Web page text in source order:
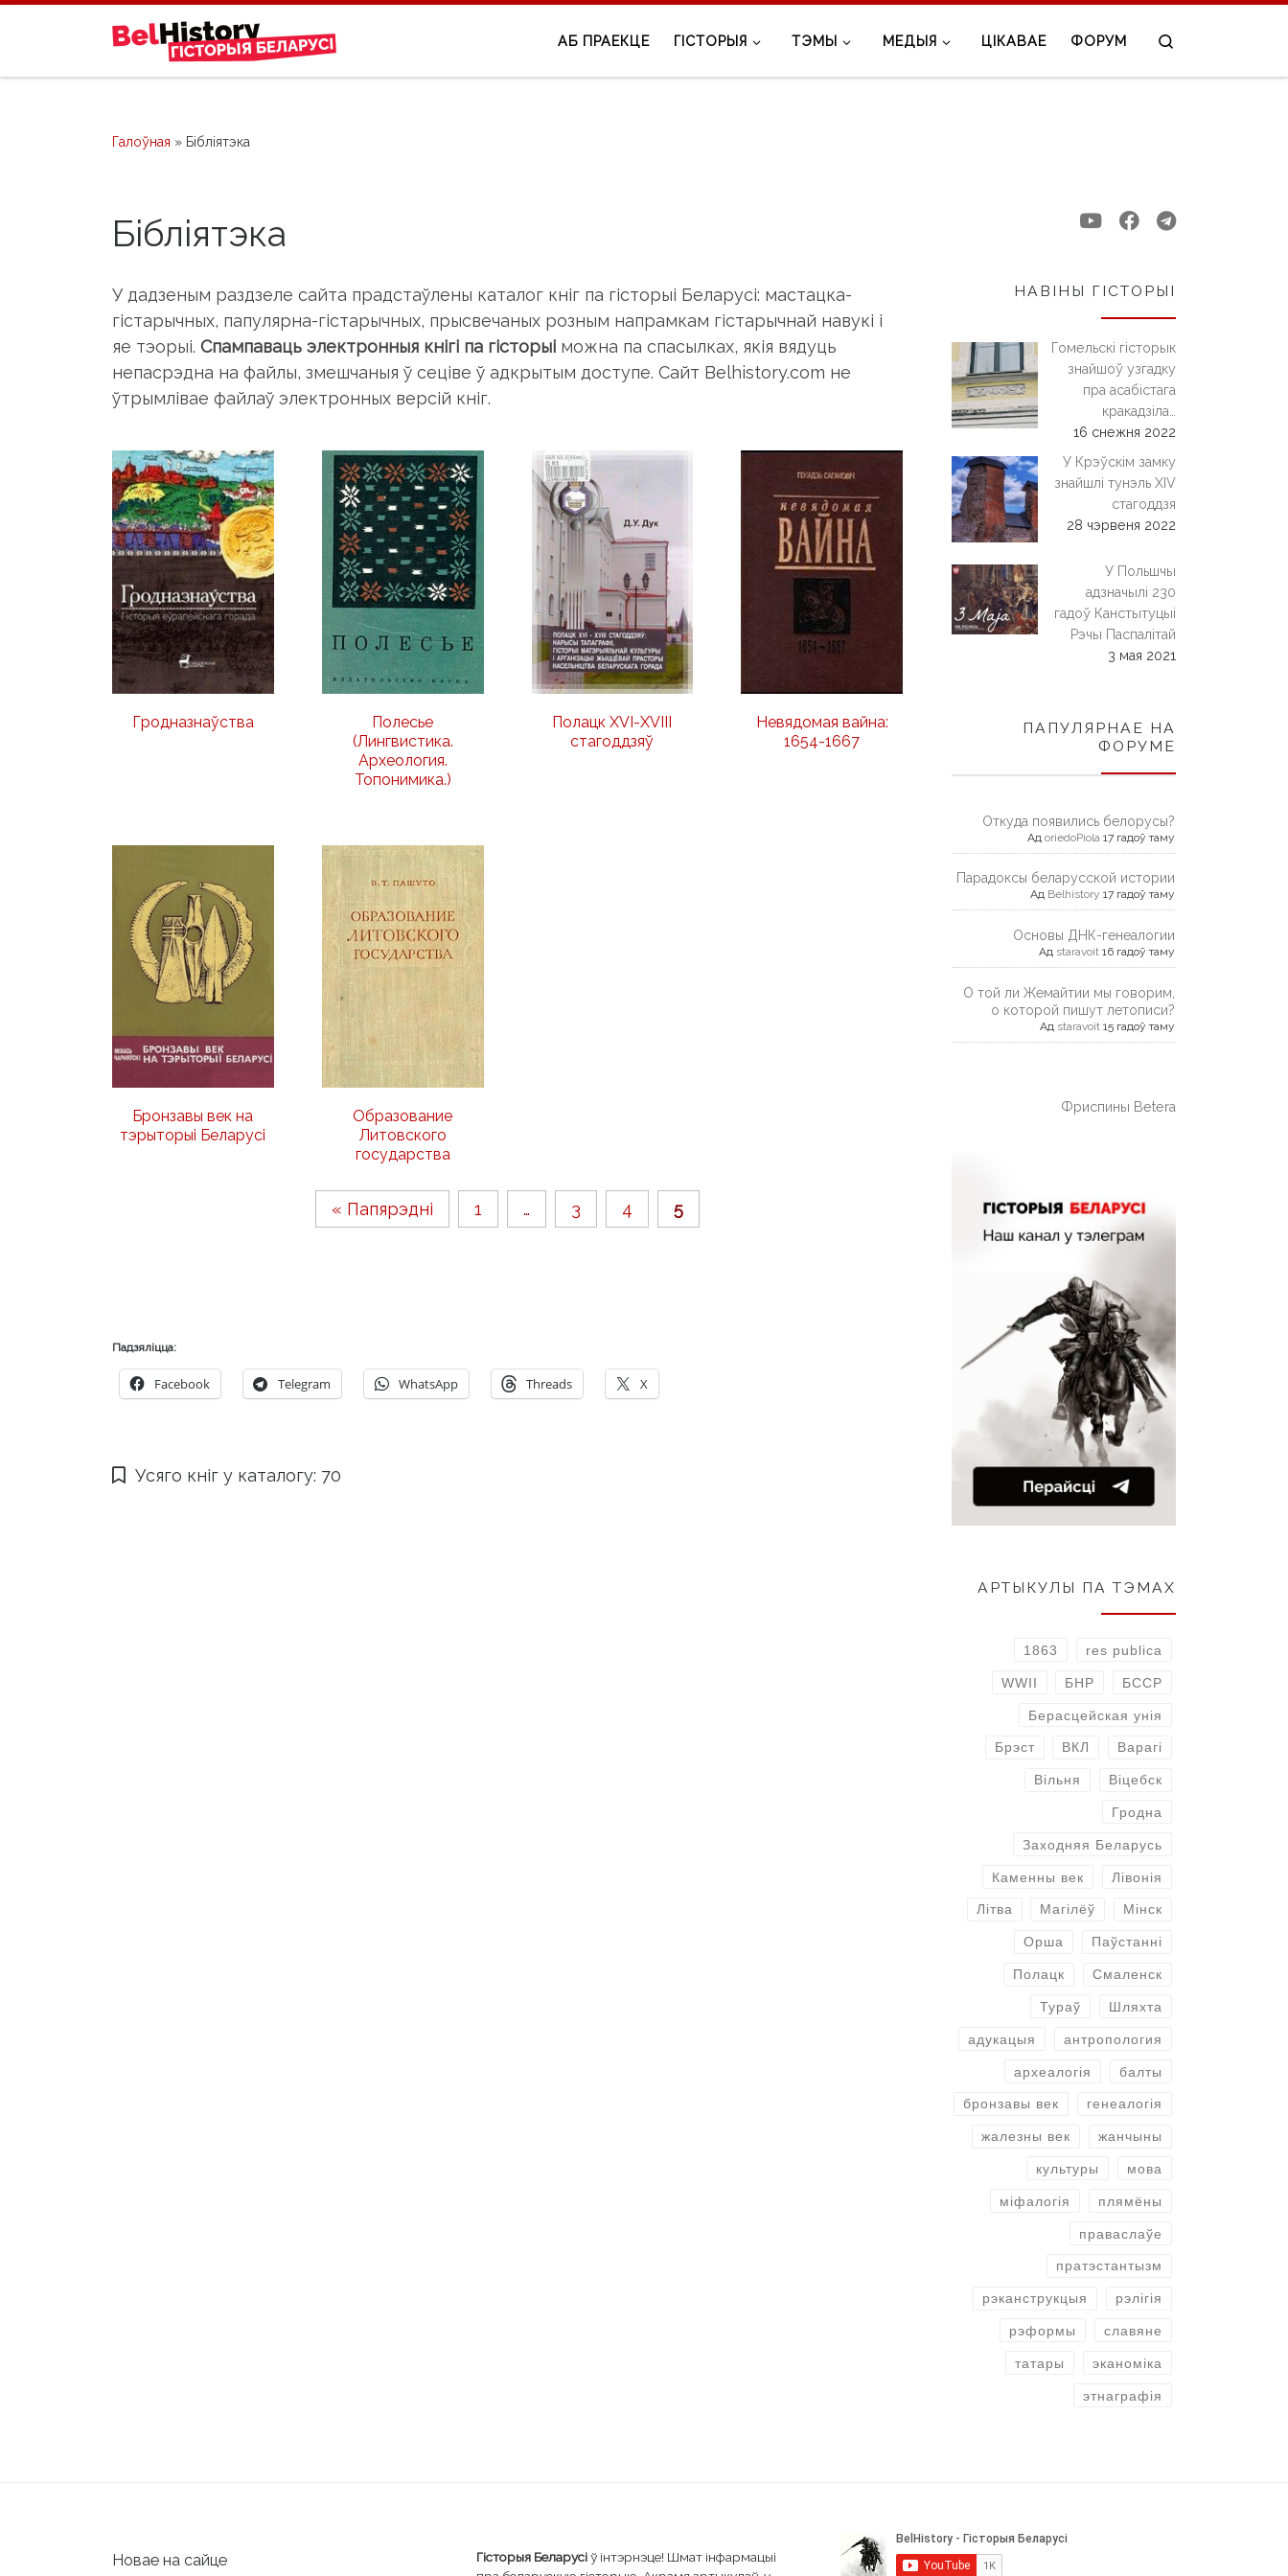
Skip to content
АБ ПРАЕКЦЕ ГІСТОРЫЯ ТЭМЫ МЕДЫЯ ЦІКАВАЕ ФОРУМ
Галоўная » Бібліятэка
Бібліятэка
У дадзеным раздзеле сайта прадстаўлены каталог кніг па гісторыі Беларусі: мастацка-
гістарычных, папулярна-гістарычных, прысвечаных розным напрамкам гістарычнай навукі і
яе тэорыі. Спампаваць электронныя кнігі па гісторыі можна па спасылках, якія вядуць
непасрэдна на файлы, змешчаныя ў сеціве ў адкрытым доступе. Сайт Belhistory.com не
ўтрымлівае файлаў электронных версій кніг.
Гродназнаўства
Полесье
(Лингвистика.
Археология.
Топонимика.)
Полацк XVI-XVIII
стагоддзяў
Невядомая вайна:
1654-1667
Бронзавы век на
тэрыторыі Беларусі
Образование
Литовского
государства
« Папярэдні 1 … 3 4 5
Падзяліцца:
Facebook Telegram WhatsApp Threads X
Усяго кніг у каталогу: 70
НАВІНЫ ГІСТОРЫІ
Гомельскі гісторык
знайшоў узгадку
пра асабістага
кракадзіла…
16 снежня 2022
У Крэўскім замку
знайшлі тунэль XIV
стагоддзя
28 чэрвеня 2022
У Польшчы
адзначылі 230
гадоў Канстытуцыі
Рэчы Паспалітай
3 мая 2021
ПАПУЛЯРНАЕ НА
ФОРУМЕ
Откуда появились белорусы?
Ад oriedoPiola 17 гадоў таму
Парадоксы беларусской истории
Ад Belhistory 17 гадоў таму
Основы ДНК-генеалогии
Ад staravoit 16 гадоў таму
О той ли Жемайтии мы говорим,
о которой пишут летописи?
Ад staravoit 15 гадоў таму
Фриспины Betera
АРТЫКУЛЫ ПА ТЭМАХ
1863 res publica
WWII БНР БССР
Берасцейская унія
Брэст ВКЛ Варагі
Вільня Віцебск
Гродна
Заходняя Беларусь
Каменны век Лівонія
Літва Магілёў Мінск
Орша Паўстанні
Полацк Смаленск
Тураў Шляхта
адукацыя антропология
археалогія балты
бронзавы век генеалогія
жалезны век жанчыны
культуры мова
міфалогія плямёны
праваслаўе
пратэстантызм
рэканструкцыя рэлігія
рэформы славяне
татары эканоміка
этнаграфія
Новае на сайце Гісторыя Беларусіў інтэрнэце! Шмат інфармацыі